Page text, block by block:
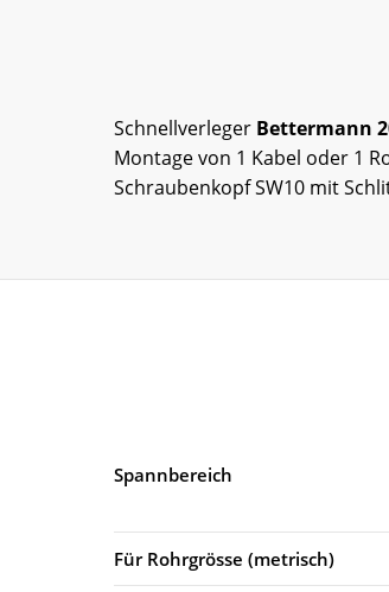
Schnellverleger Bettermann
Montage von 1 Kabel oder 1
Schraubenkopf SW10 mit
Spannbereich
Für Rohrgrösse (metrisch)